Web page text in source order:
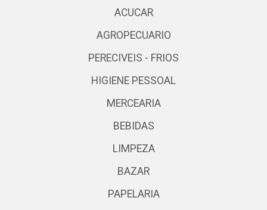
ACUCAR
AGROPECUARIO
PERECIVEIS - FRIOS
HIGIENE PESSOAL
MERCEARIA
BEBIDAS
LIMPEZA
BAZAR
PAPELARIA